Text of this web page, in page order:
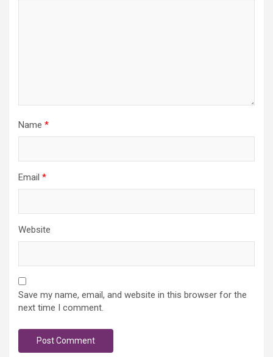
Name *
Email *
Website
Save my name, email, and website in this browser for the
next time I comment.